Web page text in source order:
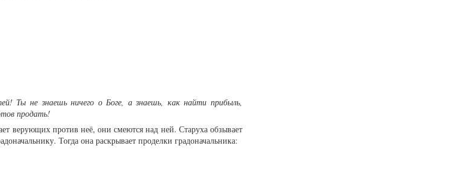
Ты не знаешь ничего о Боге, а знаешь, как найти прибыль,
продать!
верующих против неё, они смеются над ней. Старуха обзывает
Тогда она раскрывает проделки градоначальника: